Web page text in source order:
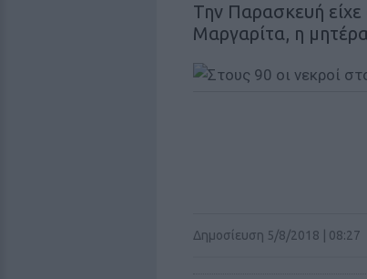
Την Παρασκευή είχε
Μαργαρίτα, η
Δημοσίευση 5/8/2018 | 08:27